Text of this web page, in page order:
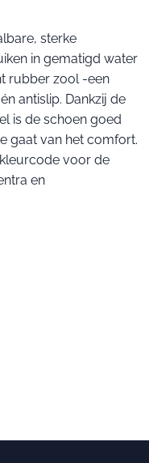
sterke
in gematigd water
rubber zool -een
antislip. Dankzij de
is de schoen goed
gaat van het comfort.
voor de
en